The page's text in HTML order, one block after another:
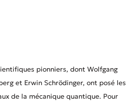
pionniers, dont Wolfgang
et Erwin Schrödinger, ont posé les
de la mécanique quantique. Pour